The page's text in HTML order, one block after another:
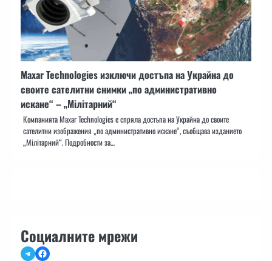
Maxar Technologies изключи достъпа на Украйна до
своите сателитни снимки „по административно
искане“ – „Мілітарний“
Компанията Maxar Technologies е спряла достъпа на Украйна до своите
сателитни изображения „по административно искане“, съобщава изданието
„Мілітарний“. Подробности за…
Социалните мрежи
TelegramFacebook